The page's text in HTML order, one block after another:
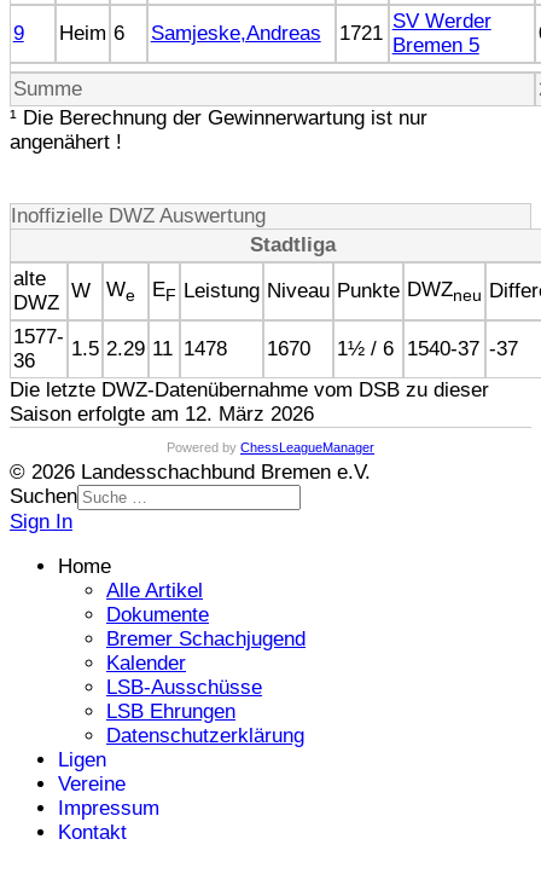
9
Heim 6 Samjeske,Andreas 1721
SV Werder
Bremen 5
Summe
¹ Die Berechnung der Gewinnerwartung ist nur
angenähert !
Inoffizielle DWZ Auswertung
Stadtliga
alte
DWZ
W We EF Leistung Niveau Punkte DWZneu
1577-
36
1.5 2.29 11 1478 1670 1½ / 6 1540-37 -37
Die letzte DWZ-Datenübernahme vom DSB zu dieser
Saison erfolgte am 12. März 2026
Powered by ChessLeagueManager
© 2026 Landesschachbund Bremen e.V.
Suchen
Sign In
Home
Alle Artikel
Dokumente
Bremer Schachjugend
Kalender
LSB-Ausschüsse
LSB Ehrungen
Datenschutzerklärung
Ligen
Vereine
Impressum
Kontakt